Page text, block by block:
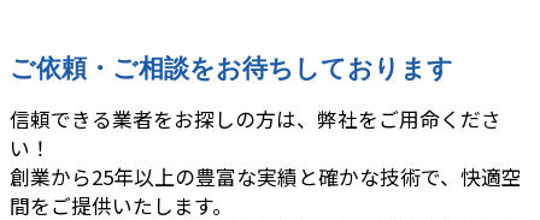
ご依頼・ご相談をお待ちしております
信頼できる業者をお探しの方は、弊社をご用命くださ
い！
創業から25年以上の豊富な実績と確かな技術で、快適空
間をご提供いたします。